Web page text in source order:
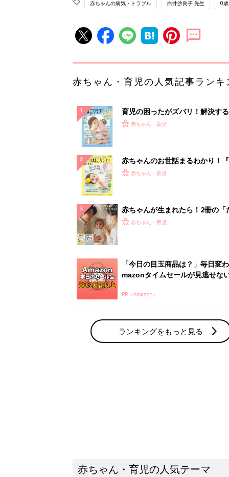
赤ちゃんの病気・トラブル 白井沙良子 先生 0歳
赤ちゃん・育児の人気記事ランキ
育児の困ったがズバリ！解決す
『ひよこクラブ 夏号』 4カ月
赤ちゃん・育児
赤ちゃんのお世話まるわかり！
てのひよこクラブ 夏号』〈巻頭
赤ちゃん・育児
赤ちゃんが生まれたら！2冊の「
ひよ」
赤ちゃん・育児
「今日の目玉商品は？」毎日変
mazonタイムセールが見逃せな
PR（Amazon）
ランキングをもっと見る
赤ちゃん・育児の人気テーマ